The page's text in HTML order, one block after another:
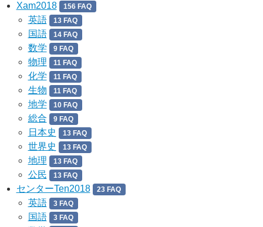
Xam2018 156 FAQ
英語 13 FAQ
国語 14 FAQ
数学 9 FAQ
物理 11 FAQ
化学 11 FAQ
生物 11 FAQ
地学 10 FAQ
総合 9 FAQ
日本史 13 FAQ
世界史 13 FAQ
地理 13 FAQ
公民 13 FAQ
センターTen2018 23 FAQ
英語 3 FAQ
国語 3 FAQ